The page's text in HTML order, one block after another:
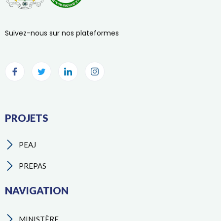
Suivez-nous sur nos plateformes
PROJETS
PEAJ
PREPAS
NAVIGATION
MINISTÈRE